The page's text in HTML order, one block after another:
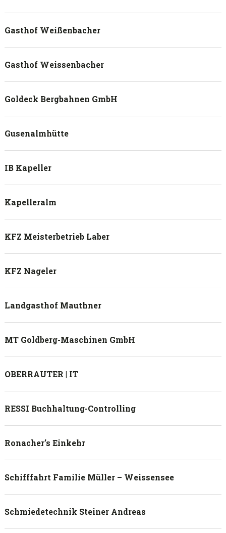
Gasthof Weißenbacher
Gasthof Weissenbacher
Goldeck Bergbahnen GmbH
Gusenalmhütte
IB Kapeller
Kapelleralm
KFZ Meisterbetrieb Laber
KFZ Nageler
Landgasthof Mauthner
MT Goldberg-Maschinen GmbH
OBERRAUTER | IT
RESSI Buchhaltung-Controlling
Ronacher’s Einkehr
Schifffahrt Familie Müller – Weissensee
Schmiedetechnik Steiner Andreas